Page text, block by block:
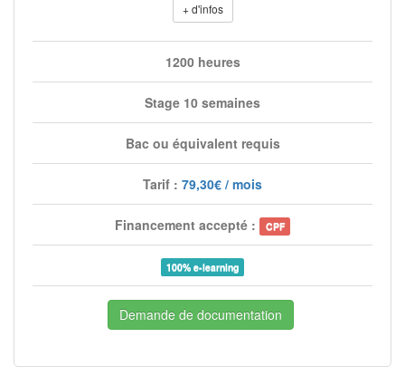
+ d'infos
1200 heures
Stage 10 semaines
Bac ou équivalent requis
Tarif : 79,30€ / mois
Financement accepté : CPF
100% e-learning
Demande de documentation